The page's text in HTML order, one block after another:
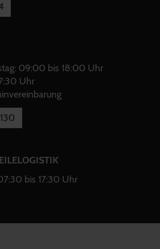
09:00 bis 18:00 Uhr
Uhr
bis 17:30 Uhr